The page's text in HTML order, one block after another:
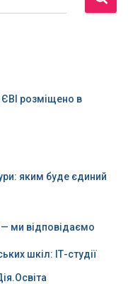
ЄВІ розміщено в
яким буде єдиний
ми відповідаємо
шкіл: ІТ-студії